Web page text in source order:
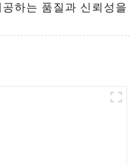
하는 품질과 신뢰성